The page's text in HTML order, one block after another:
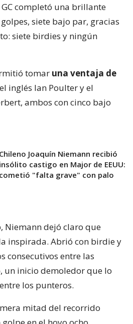
completó una brillante
siete bajo par, gracias
siete birdies y ningún
tomar una ventaja de
inglés Ian Poulter y el
ambos con cinco bajo
Chileno Joaquín Niemann recibió
insólito castigo en Major de EEUU:
cometió "falta grave" con palo
Niemann dejó claro que
inspirada. Abrió con birdie y
consecutivos entre las
un inicio demoledor que lo
los punteros.
mitad del recorrido